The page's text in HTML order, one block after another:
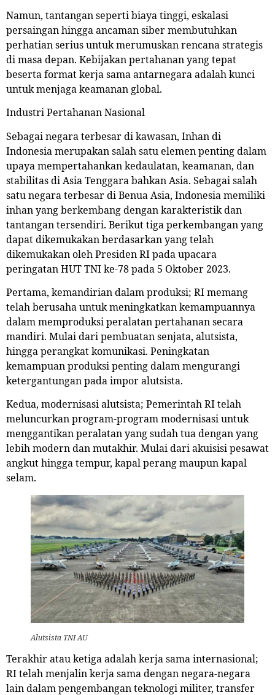
Namun, tantangan seperti biaya tinggi, eskalasi
persaingan hingga ancaman siber membutuhkan
perhatian serius untuk merumuskan rencana strategis
di masa depan. Kebijakan pertahanan yang tepat
beserta format kerja sama antarnegara adalah kunci
untuk menjaga keamanan global.
Industri Pertahanan Nasional
Sebagai negara terbesar di kawasan, Inhan di
Indonesia merupakan salah satu elemen penting dalam
upaya mempertahankan kedaulatan, keamanan, dan
stabilitas di Asia Tenggara bahkan Asia. Sebagai salah
satu negara terbesar di Benua Asia, Indonesia memiliki
inhan yang berkembang dengan karakteristik dan
tantangan tersendiri. Berikut tiga perkembangan yang
dapat dikemukakan berdasarkan yang telah
dikemukakan oleh Presiden RI pada upacara
peringatan HUT TNI ke-78 pada 5 Oktober 2023.
Pertama, kemandirian dalam produksi; RI memang
telah berusaha untuk meningkatkan kemampuannya
dalam memproduksi peralatan pertahanan secara
mandiri. Mulai dari pembuatan senjata, alutsista,
hingga perangkat komunikasi. Peningkatan
kemampuan produksi penting dalam mengurangi
ketergantungan pada impor alutsista.
Kedua, modernisasi alutsista; Pemerintah RI telah
meluncurkan program-program modernisasi untuk
menggantikan peralatan yang sudah tua dengan yang
lebih modern dan mutakhir. Mulai dari akuisisi pesawat
angkut hingga tempur, kapal perang maupun kapal
selam.
Alutsista TNI AU
Terakhir atau ketiga adalah kerja sama internasional;
RI telah menjalin kerja sama dengan negara-negara
lain dalam pengembangan teknologi militer, transfer